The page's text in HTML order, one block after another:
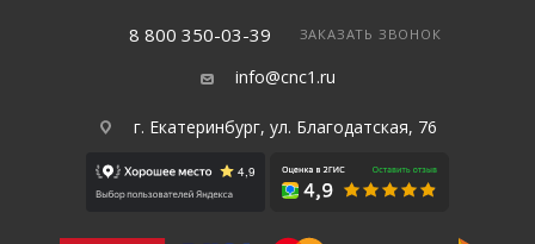
8 800 350-03-39 ЗАКАЗАТЬ ЗВОНОК
info@cnc1.ru
г. Екатеринбург, ул. Благодатская, 76